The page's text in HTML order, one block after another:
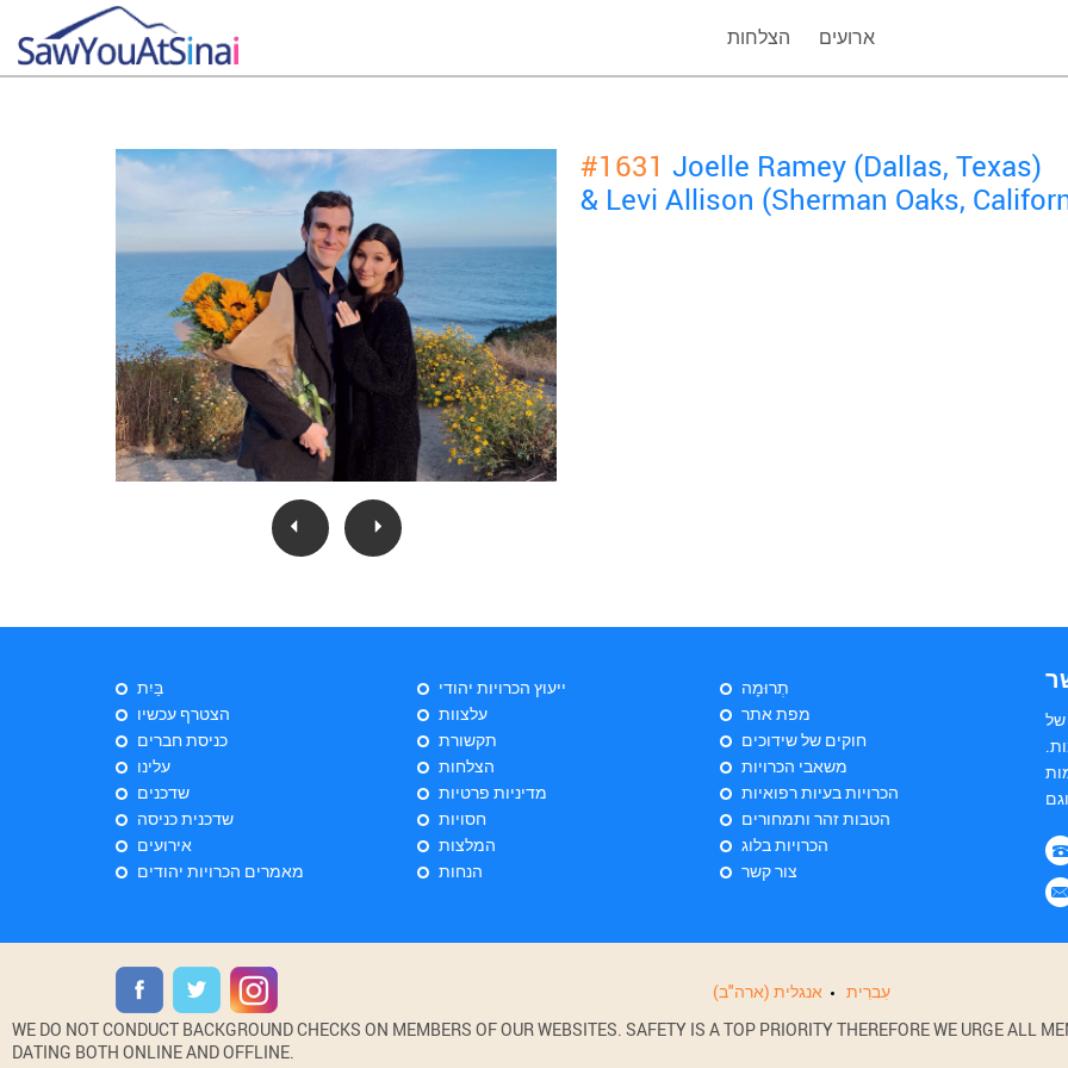
הצלחות ארועים
#1631 Joelle Ramey (Dallas, Texas)
& Levi Allison (Sherman Oaks,
בַּיִת
הצטרף עכשיו
כניסת חברים
עלינו
שדכנים
שדכנית כניסה
אירועים
מאמרים הכרויות יהודים
ייעוץ הכרויות יהודי
עלצוות
תקשורת
הצלחות
מדיניות פרטיות
חסויות
המלצות
הנחות
תְרוּמָה
מפת אתר
חוקים של שידוכים
משאבי הכרויות
הכרויות בעיות רפואיות
הטבות זהר ותמחורים
הכרויות בלוג
צור קשר
של
אנגלית (ארה"ב) עִברִית
WE DO NOT CONDUCT BACKGROUND CHECKS ON MEMBERS OF OUR WEBSITES. SAFETY IS A TOP PRIORITY THEREFORE WE URGE ALL
DATING BOTH ONLINE AND OFFLINE.